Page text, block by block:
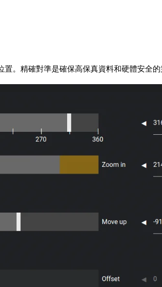
。精確對準是確保高保真資料和硬體安全的